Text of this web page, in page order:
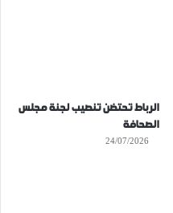
الرباط تحتضن تنصيب لجنة مجلس
الصحافة
24/07/2026